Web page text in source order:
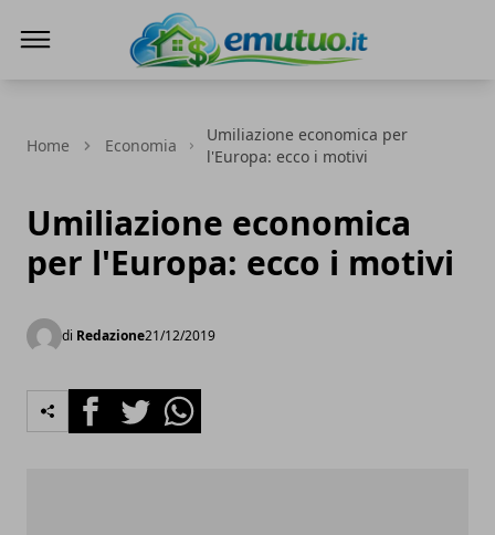
Home Economia
Umiliazione economica per
l'Europa: ecco i motivi
Umiliazione economica
per l'Europa: ecco i motivi
di Redazione21/12/2019
FacebookTwitterWhatsapp